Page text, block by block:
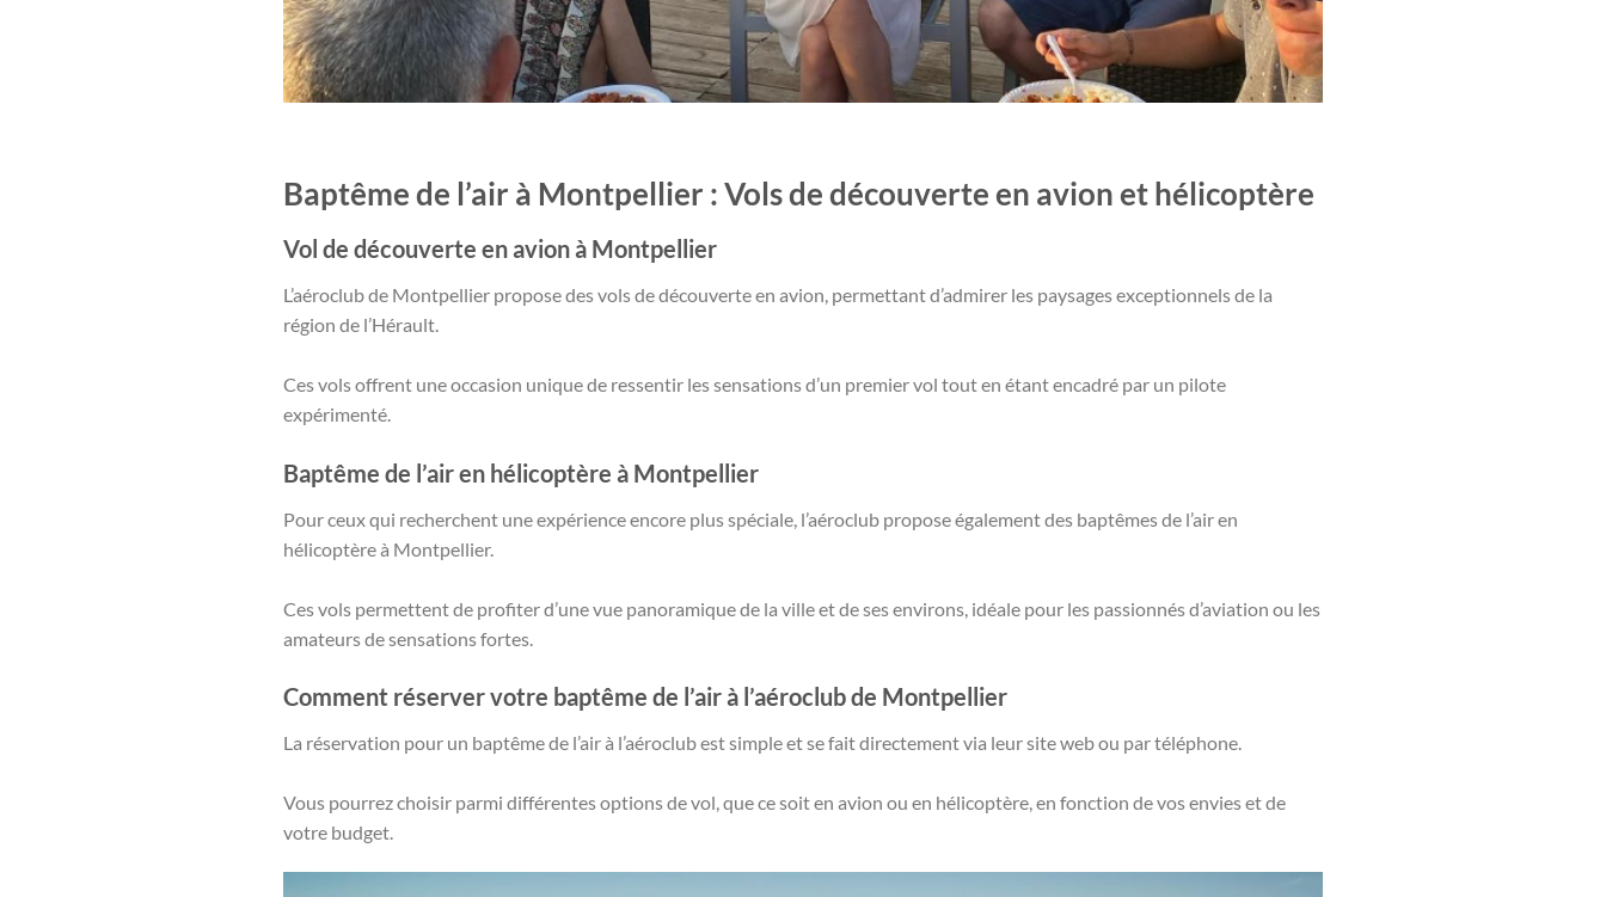
Baptême de l’air à Montpellier : Vols de découverte en avion et hélicoptère
Vol de découverte en avion à Montpellier
L’aéroclub de Montpellier propose des vols de découverte en avion, permettant d’admirer les paysages exceptionnels de la
région de l’Hérault.
Ces vols offrent une occasion unique de ressentir les sensations d’un premier vol tout en étant encadré par un pilote
expérimenté.
Baptême de l’air en hélicoptère à Montpellier
Pour ceux qui recherchent une expérience encore plus spéciale, l’aéroclub propose également des baptêmes de l’air en
hélicoptère à Montpellier.
Ces vols permettent de profiter d’une vue panoramique de la ville et de ses environs, idéale pour les passionnés d’aviation ou les
amateurs de sensations fortes.
Comment réserver votre baptême de l’air à l’aéroclub de Montpellier
La réservation pour un baptême de l’air à l’aéroclub est simple et se fait directement via leur site web ou par téléphone.
Vous pourrez choisir parmi différentes options de vol, que ce soit en avion ou en hélicoptère, en fonction de vos envies et de
votre budget.